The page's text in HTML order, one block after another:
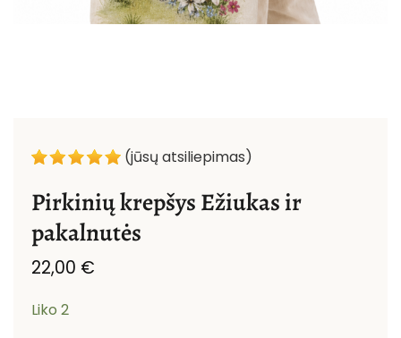
(jūsų atsiliepimas)
Pirkinių krepšys Ežiukas ir
pakalnutės
22,00 €
Liko 2